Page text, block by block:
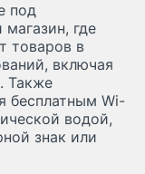
под
где
товаров в
включая
Также
бесплатным Wi-
водой,
знак или